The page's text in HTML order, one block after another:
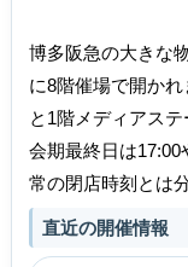
博多阪急の大きな
に8階催場で開かれ
と1階メディアス
会期最終日は17:00
常の閉店時刻とは
直近の開催情報